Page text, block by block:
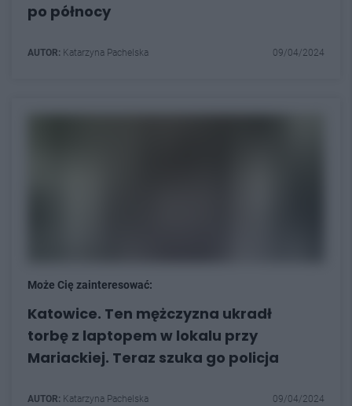
po północy
AUTOR: Katarzyna Pachelska 09/04/2024
Może Cię zainteresować:
Katowice. Ten mężczyzna ukradł
torbę z laptopem w lokalu przy
Mariackiej. Teraz szuka go policja
AUTOR: Katarzyna Pachelska 09/04/2024